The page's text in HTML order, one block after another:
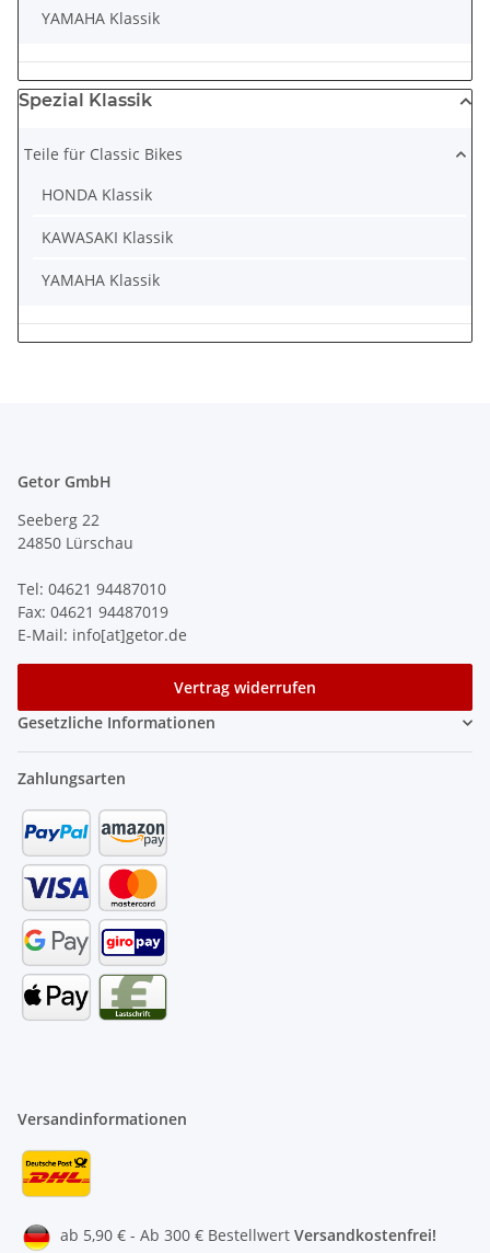
YAMAHA Klassik
Spezial Klassik
Teile für Classic Bikes
HONDA Klassik
KAWASAKI Klassik
YAMAHA Klassik
Getor GmbH
Seeberg 22
24850 Lürschau
Tel: 04621 94487010
Fax: 04621 94487019
E-Mail: info[at]getor.de
Vertrag widerrufen
Gesetzliche Informationen
Zahlungsarten
Versandinformationen
ab 5,90 € - Ab 300 € Bestellwert Versandkostenfrei!